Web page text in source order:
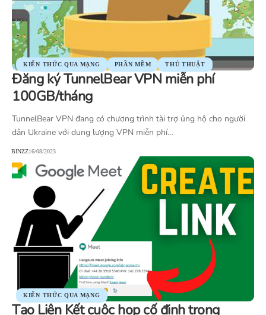
KIẾN THỨC QUA MẠNG PHẦN MỀM THỦ THUẬT
Đăng ký TunnelBear VPN miễn phí
100GB/tháng
TunnelBear VPN đang có chương trình tài trợ ủng hộ cho người
dân Ukraine với dung lượng VPN miễn phí…
BINZZ16/08/2023
KIẾN THỨC QUA MẠNG
Tạo Liên Kết cuộc họp cố định trong